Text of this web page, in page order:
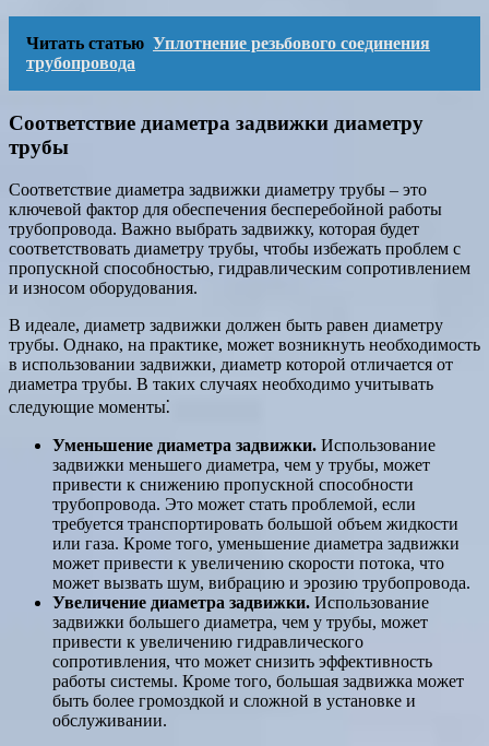
Читать статью Уплотнение резьбового соединения
трубопровода
Соответствие диаметра задвижки диаметру
трубы
Соответствие диаметра задвижки диаметру трубы – это
ключевой фактор для обеспечения бесперебойной работы
трубопровода. Важно выбрать задвижку, которая будет
соответствовать диаметру трубы, чтобы избежать проблем с
пропускной способностью, гидравлическим сопротивлением
и износом оборудования.
В идеале, диаметр задвижки должен быть равен диаметру
трубы. Однако, на практике, может возникнуть необходимость
в использовании задвижки, диаметр которой отличается от
диаметра трубы. В таких случаях необходимо учитывать
следующие моменты⁚
Уменьшение диаметра задвижки. Использование
задвижки меньшего диаметра, чем у трубы, может
привести к снижению пропускной способности
трубопровода. Это может стать проблемой, если
требуется транспортировать большой объем жидкости
или газа. Кроме того, уменьшение диаметра задвижки
может привести к увеличению скорости потока, что
может вызвать шум, вибрацию и эрозию трубопровода.
Увеличение диаметра задвижки. Использование
задвижки большего диаметра, чем у трубы, может
привести к увеличению гидравлического
сопротивления, что может снизить эффективность
работы системы. Кроме того, большая задвижка может
быть более громоздкой и сложной в установке и
обслуживании.